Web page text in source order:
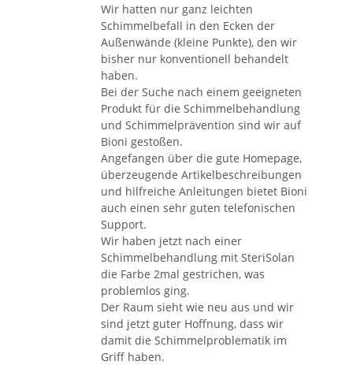
Wir hatten nur ganz leichten
Schimmelbefall in den Ecken der
Außenwände (kleine Punkte), den wir
bisher nur konventionell behandelt
haben.
Bei der Suche nach einem geeigneten
Produkt für die Schimmelbehandlung
und Schimmelprävention sind wir auf
Bioni gestoßen.
Angefangen über die gute Homepage,
überzeugende Artikelbeschreibungen
und hilfreiche Anleitungen bietet Bioni
auch einen sehr guten telefonischen
Support.
Wir haben jetzt nach einer
Schimmelbehandlung mit SteriSolan
die Farbe 2mal gestrichen, was
problemlos ging.
Der Raum sieht wie neu aus und wir
sind jetzt guter Hoffnung, dass wir
damit die Schimmelproblematik im
Griff haben.